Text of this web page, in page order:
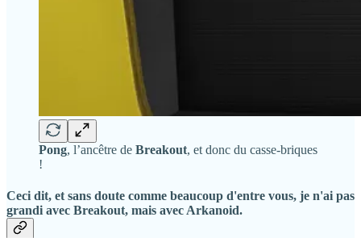
Pong, l’ancêtre de Breakout, et donc du casse-briques
!
Ceci dit, et sans doute comme beaucoup d'entre vous, je n'ai pas
grandi avec Breakout, mais avec Arkanoid.